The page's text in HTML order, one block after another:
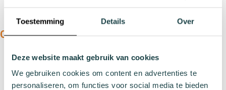
Toestemming Details Over
Deze website maakt gebruik van cookies
We gebruiken cookies om content en advertenties te
personaliseren, om functies voor social media te bieden
ONS ASSORTIMENT:
Soorten
Sportsokken
Werksokken